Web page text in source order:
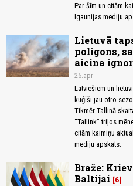
Par šīm un citām
Igaunijas mediju
Lietuvā
poligons,
aicina
25.apr
Latviešiem un
kuģīši jau otro
Tikmēr Tallinā
“Tallink” trijos
citām kaimiņu
mediju apskats.
Braže:
Baltijai
6